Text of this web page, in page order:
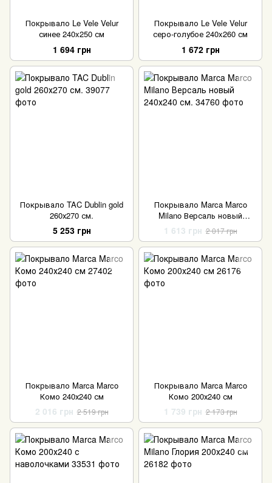
Покрывало Le Vele Velur
синее 240x250 см
1 694 грн
Покрывало Le Vele Velur
серо-голубое 240x260 см
1 672 грн
Покрывало TAC Dublin gold
260х270 см.
5 253 грн
Покрывало Marca Marco
Milano Версаль новый
240х240 см.
1 613 грн 2 017 грн
Покрывало Marca Marco
Комо 240х240 см
2 016 грн 2 519 грн
Покрывало Marca Marco
Комо 200х240 см
1 739 грн 2 173 грн